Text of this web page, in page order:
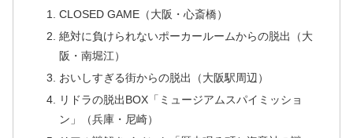
CLOSED GAME（大阪・心斎橋）
絶対に負けられないポーカールームからの脱出（大
阪・南堀江）
おいしすぎる街からの脱出（大阪駅周辺）
リドラの脱出BOX「ミュージアムスパイミッショ
ン」（兵庫・尼崎）